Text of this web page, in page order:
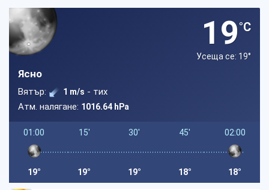
19°C
Усеща се: 19°
Ясно
Вятър: 1 m/s - тих
Атм. налягане: 1016.64 hPa
01:00
19°
15'
19°
30'
19°
45'
18°
02:00
18°